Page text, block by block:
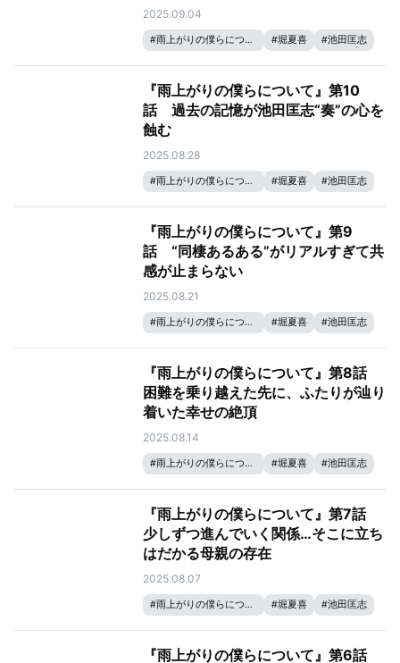
2025.09.04
#雨上がりの僕らについて #堀夏喜 #池田匡志
『雨上がりの僕らについて』第10
話 過去の記憶が池田匡志“奏”の心を
蝕む
2025.08.28
#雨上がりの僕らについて #堀夏喜 #池田匡志
『雨上がりの僕らについて』第9
話 “同棲あるある”がリアルすぎて共
感が止まらない
2025.08.21
#雨上がりの僕らについて #堀夏喜 #池田匡志
『雨上がりの僕らについて』第8話
困難を乗り越えた先に、ふたりが辿り
着いた幸せの絶頂
2025.08.14
#雨上がりの僕らについて #堀夏喜 #池田匡志
『雨上がりの僕らについて』第7話
少しずつ進んでいく関係…そこに立ち
はだかる母親の存在
2025.08.07
#雨上がりの僕らについて #堀夏喜 #池田匡志
『雨上がりの僕らについて』第6話